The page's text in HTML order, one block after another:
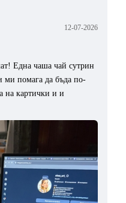
12-07-2026
Една чаша чай сутрин
ми помага да бъда по-
на картички и и